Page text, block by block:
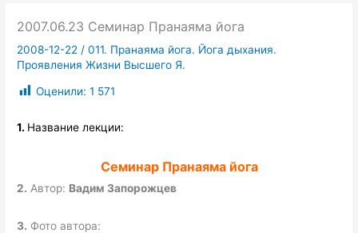
2007.06.23 Семинар Пранаяма йога
2008-12-22 /011. Пранаяма йога. Йога дыхания.
Проявления Жизни Высшего Я.
Оценили: 1 571
1. Название лекции:
Семинар Пранаяма йога
2. Автор: Вадим Запорожцев
3. Фото автора: